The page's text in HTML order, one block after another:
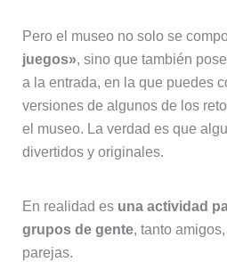
Pero el museo no solo se
juegos», sino que también
a la entrada, en la que puedes
versiones de algunos de los
el museo. La verdad es que
divertidos y originales.
En realidad es una actividad
grupos de gente, tanto
parejas.